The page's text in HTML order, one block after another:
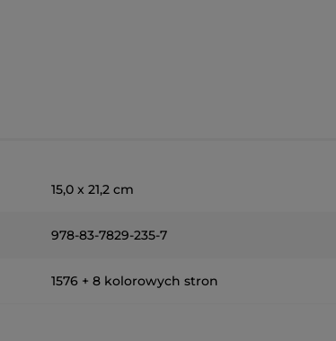
15,0 x 21,2 cm
978-83-7829-235-7
1576 + 8 kolorowych stron